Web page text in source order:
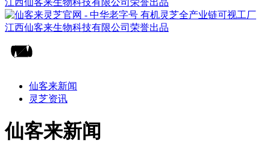
仙客来新闻
灵芝资讯
仙客来新闻